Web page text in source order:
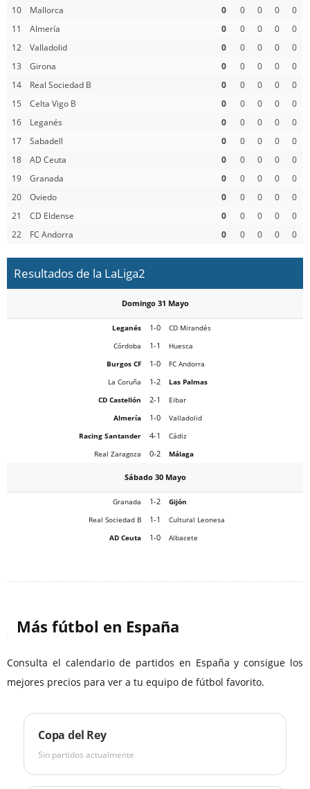
10
Mallorca 0 0 0 0
0
11
Almería 0 0 0 0
0
12
Valladolid 0 0 0 0
0
13
Girona 0 0 0 0
0
14
Real Sociedad B 0 0 0 0
0
15
Celta Vigo B 0 0 0 0
0
16
Leganés 0 0 0 0
0
17
Sabadell 0 0 0 0
0
18
AD Ceuta 0 0 0 0
0
19
Granada 0 0 0 0
0
20
Oviedo 0 0 0 0
0
21
CD Eldense 0 0 0 0
0
22
FC Andorra 0 0 0 0 0
Resultados de la LaLiga2
Domingo 31 Mayo
Leganés 1-0
CD Mirandés
Córdoba
1-1
Huesca
Burgos CF
1-0
FC Andorra
La Coruña
1-2
Las Palmas
CD Castellón
2-1
Eibar
Almería
1-0
Valladolid
Racing Santander
4-1
Cádiz
Real Zaragoza
0-2 Málaga
Sábado 30 Mayo
Granada 1-2
Gijón
Real Sociedad B
1-1
Cultural Leonesa
AD Ceuta
1-0 Albacete
Más fútbol en España
Consulta el calendario de partidos en España y consigue los
mejores precios para ver a tu equipo de fútbol favorito.
Copa del Rey
Sin partidos actualmente